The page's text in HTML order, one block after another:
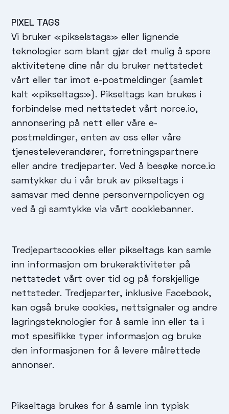
PIXEL TAGS
Vi bruker «pikselstags» eller lignende
teknologier som blant gjør det mulig å spore
aktivitetene dine når du bruker nettstedet
vårt eller tar imot e-postmeldinger (samlet
kalt «pikseltags»). Pikseltags kan brukes i
forbindelse med nettstedet vårt norce.io,
annonsering på nett eller våre e-
postmeldinger, enten av oss eller våre
tjenesteleverandører, forretningspartnere
eller andre tredjeparter. Ved å besøke norce.io
samtykker du i vår bruk av pikseltags i
samsvar med denne personvernpolicyen og
ved å gi samtykke via vårt cookiebanner.
Tredjepartscookies eller pikseltags kan samle
inn informasjon om brukeraktiviteter på
nettstedet vårt over tid og på forskjellige
nettsteder. Tredjeparter, inklusive Facebook,
kan også bruke cookies, nettsignaler og andre
lagringsteknologier for å samle inn eller ta i
mot spesifikke typer informasjon og bruke
den informasjonen for å levere målrettede
annonser.
Pikseltags brukes for å samle inn typisk